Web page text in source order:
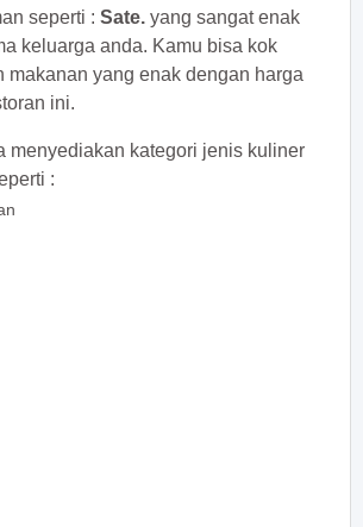
seperti : Sate. yang sangat enak
keluarga anda. Kamu bisa kok
makanan yang enak dengan harga
ini.
menyediakan kategori jenis kuliner
: